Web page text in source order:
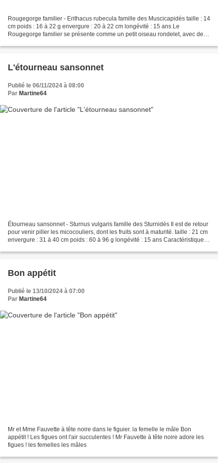
Rougegorge familier - Erithacus rubecula famille des Muscicapidés taille : 14
cm poids : 16 à 22 g envergure : 20 à 22 cm longévité : 15 ans Le
Rougegorge familier se présente comme un petit oiseau rondelet, avec des
L'étourneau sansonnet
Publié le 06/11/2024 à 08:00
Par Martine64
Étourneau sansonnet - Sturnus vulgaris famille des Sturnidés Il est de retour
pour venir piller les micocouliers, dont les fruits sont à maturité. taille : 21 cm
envergure : 31 à 40 cm poids : 60 à 96 g longévité : 15 ans Caractéristiques
Bon appétit
Publié le 13/10/2024 à 07:00
Par Martine64
Mr et Mme Fauvette à tête noire dans le figuier. la femelle le mâle Bon
appétit ! Les figues ont l'air succulentes ! Mr Fauvette à tête noire adore les
figues ! les femelles les mâles